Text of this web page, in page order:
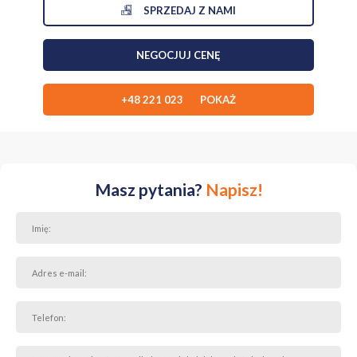
garaż
Poddasze (40,5 m²):
przestrzeń do pracy / relaksu / aktywności
SPRZEDAJ Z NAMI
NEGOCJUJ CENĘ
+48 221 023 POKAŻ
Masz pytania? Napisz!